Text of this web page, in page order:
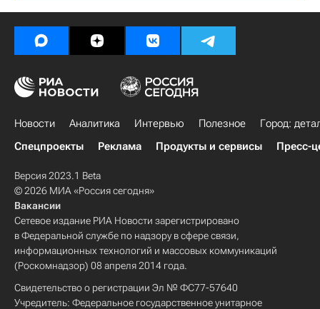
Новости Аналитика Интервью Полезное
Город:
Спецпроекты
Реклама Продукты и сервисы Пресс-
Версия 2023.1 Beta
© 2026 МИА «Россия сегодня»
Вакансии
Сетевое издание РИА Новости зарегистрировано
в Федеральной службе по надзору в сфере связи,
информационных технологий и массовых коммуникаций
(Роскомнадзор) 08 апреля 2014 года.
Свидетельство о регистрации Эл № ФС77-57640
Учредитель: Федеральное государственное унитарное